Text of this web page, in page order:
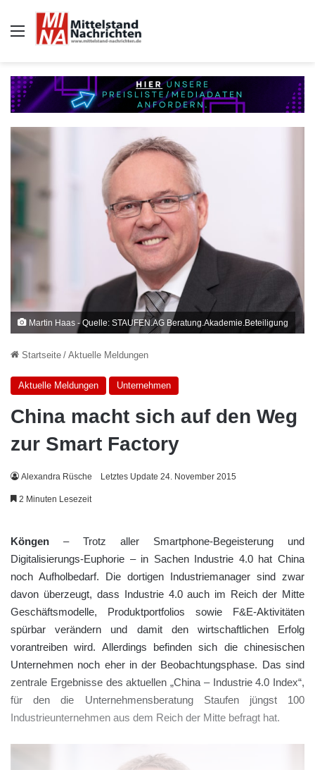
Auswahl
Martin Haas - Quelle: STAUFEN.AG Beratung.Akademie.Beteiligung
Startseite / Aktuelle Meldungen
Aktuelle Meldungen Unternehmen
China macht sich auf den Weg
zur Smart Factory
Alexandra Rüsche Letztes Update 24. November 2015
2 Minuten Lesezeit
Köngen – Trotz aller Smartphone-Begeisterung und
Digitalisierungs-Euphorie – in Sachen Industrie 4.0 hat China
noch Aufholbedarf. Die dortigen Industriemanager sind zwar
davon überzeugt, dass Industrie 4.0 auch im Reich der Mitte
Geschäftsmodelle, Produktportfolios sowie F&E-Aktivitäten
spürbar verändern und damit den wirtschaftlichen Erfolg
vorantreiben wird. Allerdings befinden sich die chinesischen
Unternehmen noch eher in der Beobachtungsphase. Das sind
zentrale Ergebnisse des aktuellen „China – Industrie 4.0 Index“,
für den die Unternehmensberatung Staufen jüngst 100
Industrieunternehmen aus dem Reich der Mitte befragt hat.